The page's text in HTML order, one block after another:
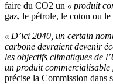
faire du CO2 un « produit
gaz, le pétrole, le coton ou le
« D’ici 2040, un certain
carbone devraient devenir
les objectifs climatiques de
un produit commercialisable
précise la Commission dans